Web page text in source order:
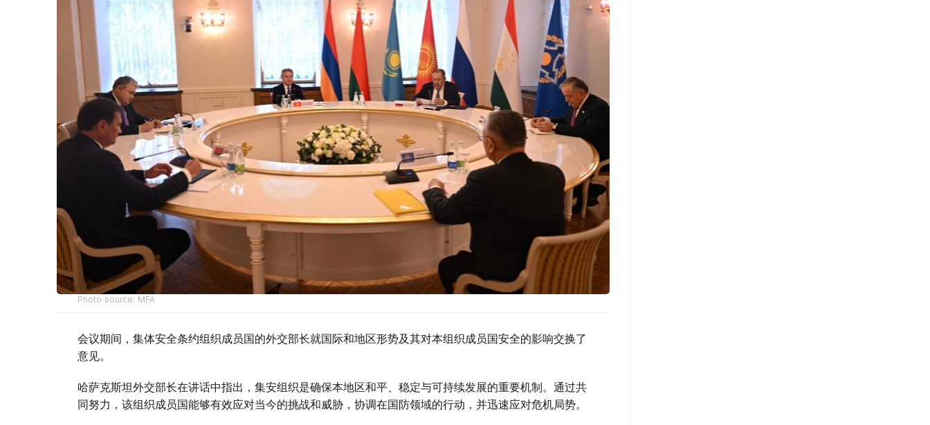
Photo source: MFA
会议期间，集体安全条约组织成员国的外交部长就国际和地区形势及其对本组织成员国安全的影响交换了
意见。
哈萨克斯坦外交部长在讲话中指出，集安组织是确保本地区和平、稳定与可持续发展的重要机制。通过共
同努力，该组织成员国能够有效应对当今的挑战和威胁，协调在国防领域的行动，并迅速应对危机局势。